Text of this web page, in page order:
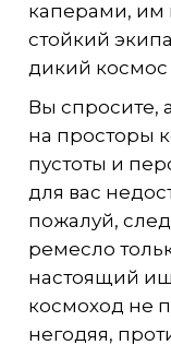
каперами, им
стойкий
дикий
Вы спросите,
на просторы
пустоты и
для вас
пожалуй,
ремесло
настоящий
космоход не
негодяя,